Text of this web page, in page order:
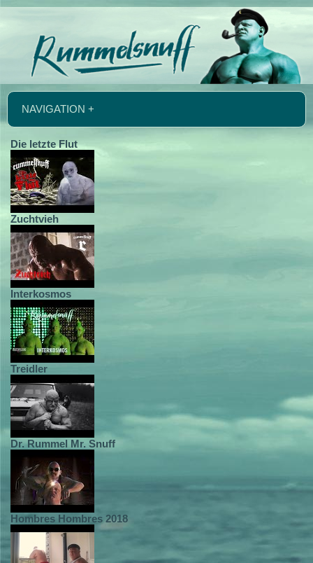
NAVIGATION +
Die letzte Flut
Zuchtvieh
Interkosmos
Treidler
Dr. Rummel Mr. Snuff
Hombres Hombres 2018